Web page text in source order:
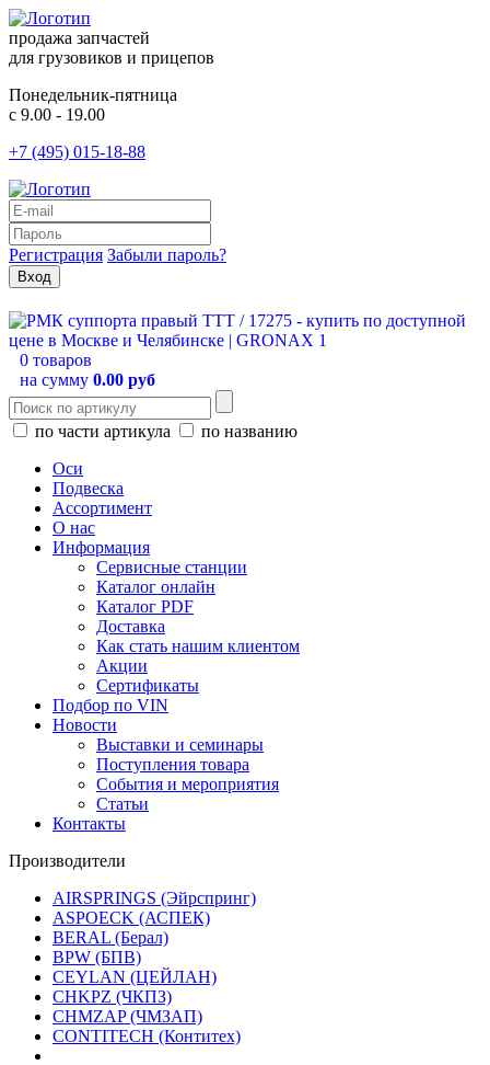
продажа запчастей
для грузовиков и прицепов
Понедельник-пятница
с 9.00 - 19.00
+7 (495) 015-18-88
Регистрация Забыли пароль?
0 товаров
на сумму 0.00 руб
по части артикула
по названию
Оси
Подвеска
Ассортимент
О нас
Информация
Сервисные станции
Каталог онлайн
Каталог PDF
Доставка
Как стать нашим клиентом
Акции
Сертификаты
Подбор по VIN
Новости
Выставки и семинары
Поступления товара
События и мероприятия
Статьи
Контакты
Производители
AIRSPRINGS (Эйрспринг)
ASPOECK (АСПЕК)
BERAL (Берал)
BPW (БПВ)
CEYLAN (ЦЕЙЛАН)
CHKPZ (ЧКПЗ)
CHMZAP (ЧМЗАП)
CONTITECH (Контитех)